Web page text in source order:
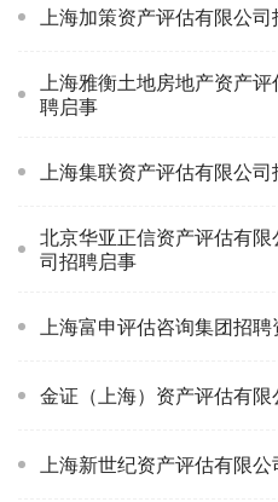
上海加策资产评估有限公司
上海雅衡土地房地产资产评
聘启事
上海集联资产评估有限公司
北京华亚正信资产评估有限
司招聘启事
上海富申评估咨询集团招聘
金证（上海）资产评估有
上海新世纪资产评估有限公